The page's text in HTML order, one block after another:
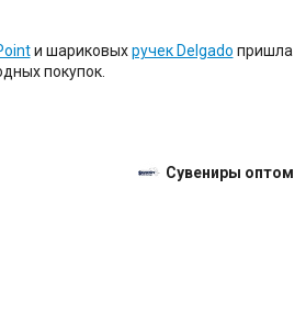
и шариковыхручек Delgado пришла
покупок.
Сувениры оптом